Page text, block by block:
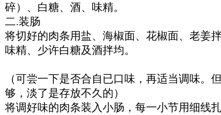
碎）、白糖、酒、味精。
二.装肠
将切好的肉条用盐、海椒面、花椒面、老姜
味精、少许白糖及酒拌均。
（可尝一下是否合自已口味，再适当调味。
够，淡了是存放不久的）
将调好味的肉条装入小肠，每一小节用细线